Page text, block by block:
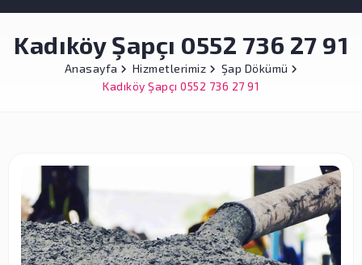
Kadıköy Şapçı 0552 736 27 91
Anasayfa Hizmetlerimiz
Şap Dökümü
Kadıköy Şapçı 0552 736 27 91